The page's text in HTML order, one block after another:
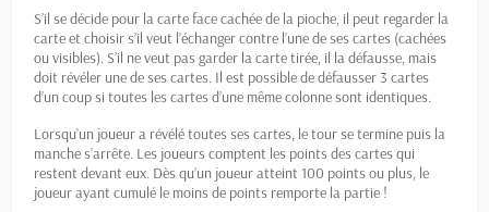
S’il se décide pour la carte face cachée de la pioche, il peut regarder la
carte et choisir s’il veut l’échanger contre l’une de ses cartes (cachées
ou visibles). S’il ne veut pas garder la carte tirée, il la défausse, mais
doit révéler une de ses cartes. Il est possible de défausser 3 cartes
d’un coup si toutes les cartes d’une même colonne sont identiques.
Lorsqu’un joueur a révélé toutes ses cartes, le tour se termine puis la
manche s’arrête. Les joueurs comptent les points des cartes qui
restent devant eux. Dès qu’un joueur atteint 100 points ou plus, le
joueur ayant cumulé le moins de points remporte la partie !